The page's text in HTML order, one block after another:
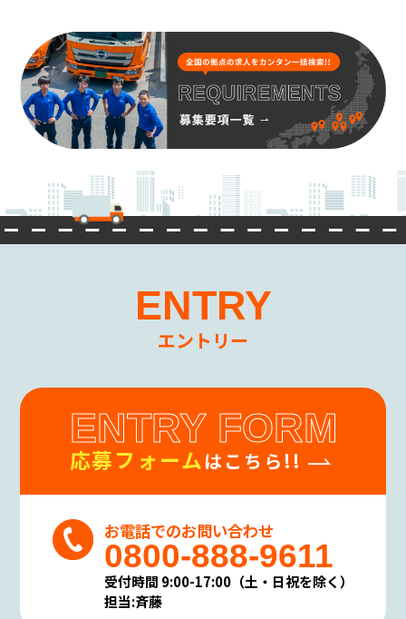
◎上記目的以外の利用について
上記以外の目的で、お客様の個人情報を利用す
る必要が生じた場合には、法令により許され
る場合を除き、その利用について、お客様の同
意を頂くものとします。
(3)個人情報の第三者提供
当社は、お客様の同意なしに第三者へお客様
の個人情報の提供は行いません。
但し個人情報に適用される法律その他の規範
により、当社が従うべき法令上の義務等の特別
(4)個人情報の開示・修正等の手続
お客様からご提供頂いた個人情報に関して、照
会、訂正、削除を要望される場合は、お問い
合わせ先窓口までご連絡下さい。
ることが確認できた場合に限り、合理的な期間
内に、お客様の個人情報を開示、訂正、削除
致します。
(5)個人情報の開示等に要する手数料
開示請求者(お客様ご本人と認められる方)に対
し開示等に要する手数料のご負担をお願いす
る場合がありますが、その場合はあらかじめ
その旨を明らかにしご負担頂くことと致しま
個人情報の保護に関する法令・規範の遵守
ENTRY
エントリー
ENTRY FORM
応募フォームはこちら!!
お電話でのお問い合わせ
0800-888-9611
受付時間 9:00-17:00（土・日祝を除く）
担当:斉藤